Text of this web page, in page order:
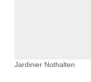
Jardinier Nothalten